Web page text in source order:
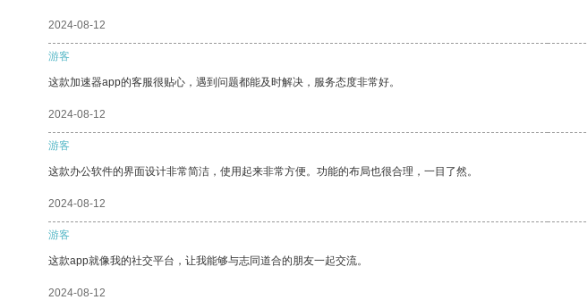
2024-08-12
游客
这款加速器app的客服很贴心，遇到问题都能及时解决，服务态度非常好。
2024-08-12
游客
这款办公软件的界面设计非常简洁，使用起来非常方便。功能的布局也很合理，一目了然。
2024-08-12
游客
这款app就像我的社交平台，让我能够与志同道合的朋友一起交流。
2024-08-12